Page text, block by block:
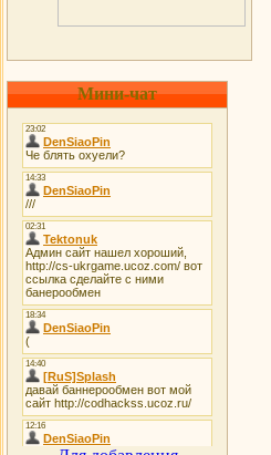
Мини-чат